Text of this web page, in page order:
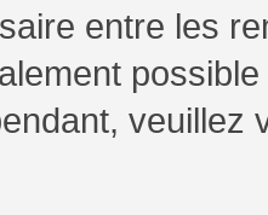
entre les